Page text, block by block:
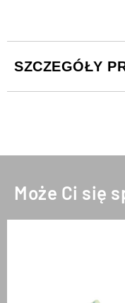
SZCZEGÓŁY
Może Ci się